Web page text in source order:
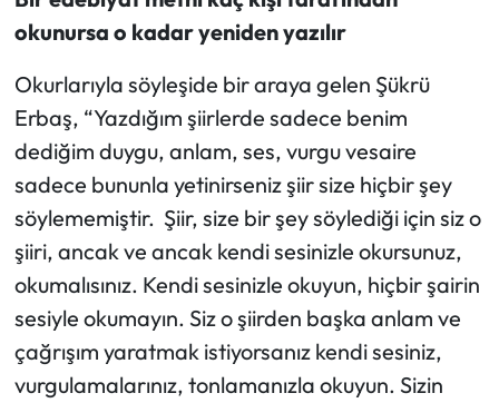
okunursa o kadar yeniden yazılır
Okurlarıyla söyleşide bir araya gelen Şükrü
Erbaş, “Yazdığım şiirlerde sadece benim
dediğim duygu, anlam, ses, vurgu vesaire
sadece bununla yetinirseniz şiir size hiçbir şey
söylememiştir. Şiir, size bir şey söylediği için siz o
şiiri, ancak ve ancak kendi sesinizle okursunuz,
okumalısınız. Kendi sesinizle okuyun, hiçbir şairin
sesiyle okumayın. Siz o şiirden başka anlam ve
çağrışım yaratmak istiyorsanız kendi sesiniz,
vurgulamalarınız, tonlamanızla okuyun. Sizin